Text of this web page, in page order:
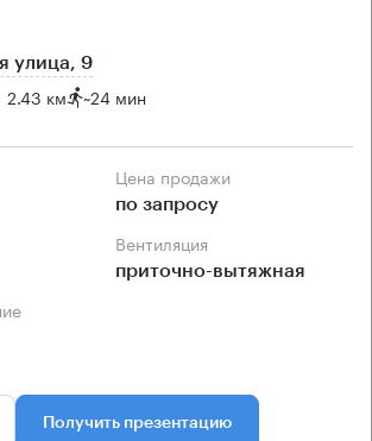
улица, 9
2.43 км ~24 мин
Цена продажи
по запросу
Вентиляция
приточно-вытяжная
Получить презентацию